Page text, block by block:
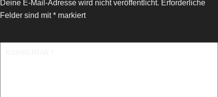
Deine E-Mail-Adresse wird nicht veröffentlicht. Erforderliche
Felder sind mit* markiert